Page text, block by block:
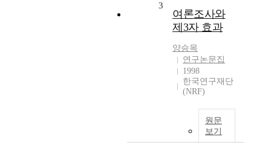
3
여론조사와
제3자 효과
양승목
연구논문집
1998
한국연구재단
(NRF)
원문
보기